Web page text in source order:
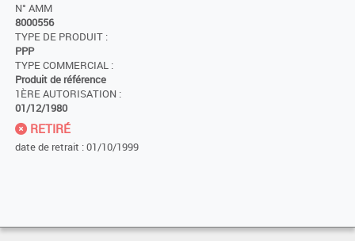
N° AMM
8000556
TYPE DE PRODUIT :
PPP
TYPE COMMERCIAL :
Produit de référence
1ÈRE AUTORISATION :
01/12/1980
RETIRÉ
date de retrait : 01/10/1999